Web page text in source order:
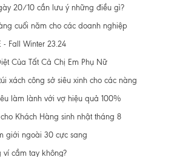
20/10 cần lưu ý những điều gì?
cuối năm cho các doanh nghiệp
- Fall Winter 23.24
Của Tất Cả Chị Em Phụ Nữ
xách công sở siêu xinh cho các nàng
làm lành với vợ hiệu quả 100%
Khách Hàng sinh nhật tháng 8
giới ngoài 30 cực sang
cầm tay không?